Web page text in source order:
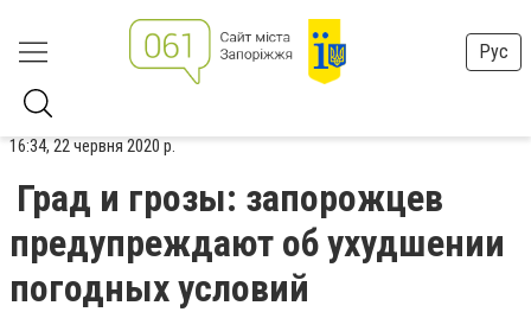
Рус
16:34, 22 червня 2020 р.
Град и грозы: запорожцев
предупреждают об ухудшении
погодных условий